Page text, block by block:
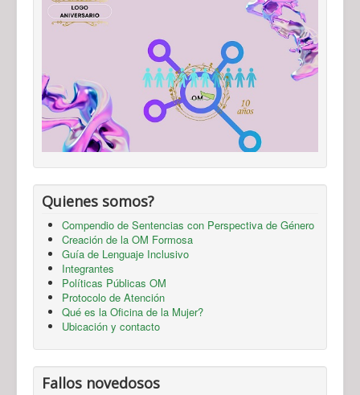
Quienes somos?
Compendio de Sentencias con Perspectiva de Género
Creación de la OM Formosa
Guía de Lenguaje Inclusivo
Integrantes
Políticas Públicas OM
Protocolo de Atención
Qué es la Oficina de la Mujer?
Ubicación y contacto
Fallos novedosos